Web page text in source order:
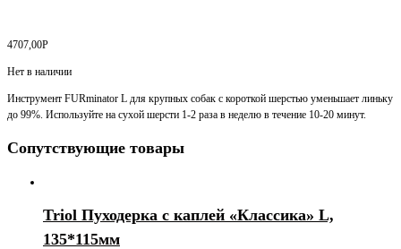
4707,00Р
Нет в наличии
Инструмент FURminator L для крупных собак с короткой шерстью уменьшает линьку
до 99%. Используйте на сухой шерсти 1-2 раза в неделю в течение 10-20 минут.
Сопутствующие товары
Triol Пуходерка с каплей «Классика» L,
135*115мм